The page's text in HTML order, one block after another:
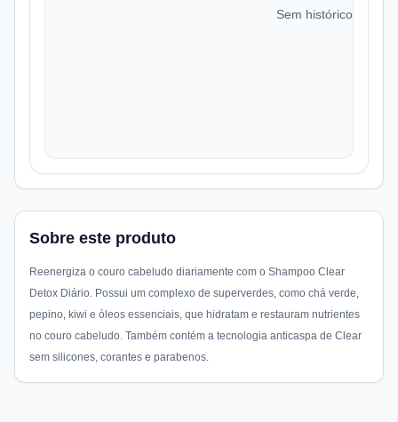
Sem histórico de
Sobre este produto
Reenergiza o couro cabeludo diariamente com o Shampoo Clear
Detox Diário. Possui um complexo de superverdes, como chá verde,
pepino, kiwi e óleos essenciais, que hidratam e restauram nutrientes
no couro cabeludo. Também contém a tecnologia anticaspa de Clear
sem silicones, corantes e parabenos.